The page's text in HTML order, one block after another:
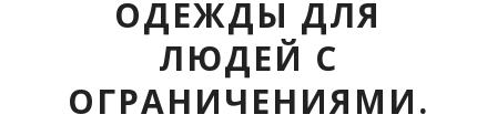
ОДЕЖДЫ ДЛЯ
ЛЮДЕЙ С
ОГРАНИЧЕНИЯМИ.